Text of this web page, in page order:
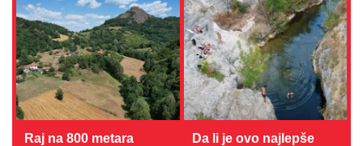
Raj na 800 metara
Da li je ovo najlepše